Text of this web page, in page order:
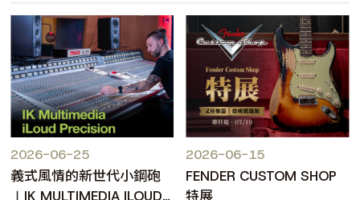
2026-06-25
義式風情的新世代小鋼砲
∣IK MULTIMEDIA ILOUD
2026-06-15
FENDER CUSTOM SHOP
特展